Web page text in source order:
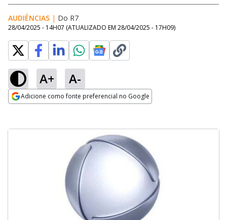
AUDIÊNCIAS | Do R7
28/04/2025 - 14H07 (ATUALIZADO EM 28/04/2025 - 17H09)
A+ A-
Adicione como fonte preferencial no Google